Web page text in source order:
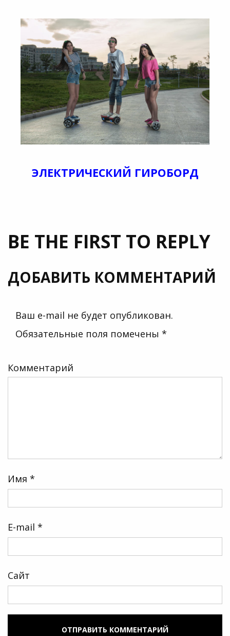
ЭЛЕКТРИЧЕСКИЙ ГИРОБОРД
BE THE FIRST TO REPLY
ДОБАВИТЬ КОММЕНТАРИЙ
Ваш e-mail не будет опубликован.
Обязательные поля помечены *
Комментарий
Имя *
E-mail *
Сайт